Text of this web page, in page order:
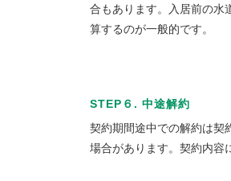
合もあります。入居前の水
算するのが一般的です。
STEP６. 中途解約
契約期間途中での解約は契
場合があります。契約内容